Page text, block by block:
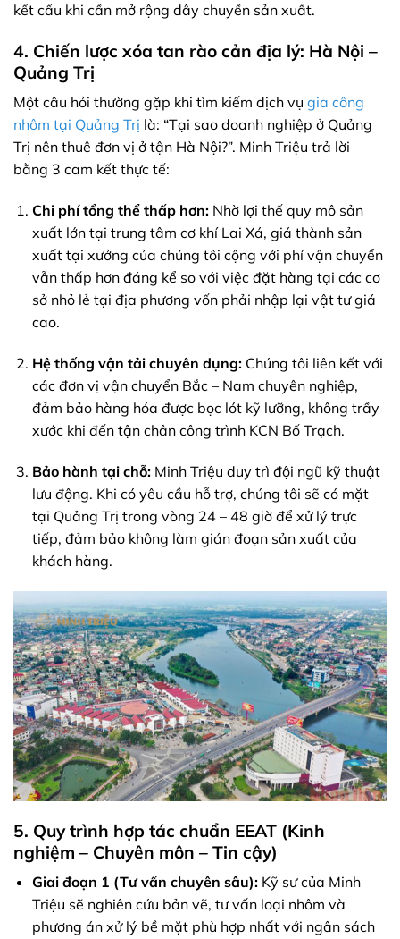
kết cấu khi cần mở rộng dây chuyền sản xuất.
4. Chiến lược xóa tan rào cản địa lý: Hà Nội –
Quảng Trị
Một câu hỏi thường gặp khi tìm kiếm dịch vụ gia công
nhôm tại Quảng Trị là: “Tại sao doanh nghiệp ở Quảng
Trị nên thuê đơn vị ở tận Hà Nội?”. Minh Triệu trả lời
bằng 3 cam kết thực tế:
Chi phí tổng thể thấp hơn:Nhờ lợi thế quy mô sản
xuất lớn tại trung tâm cơ khí Lai Xá, giá thành sản
xuất tại xưởng của chúng tôi cộng với phí vận chuyển
vẫn thấp hơn đáng kể so với việc đặt hàng tại các cơ
sở nhỏ lẻ tại địa phương vốn phải nhập lại vật tư giá
cao.
Hệ thống vận tải chuyên dụng:Chúng tôi liên kết với
các đơn vị vận chuyển Bắc – Nam chuyên nghiệp,
đảm bảo hàng hóa được bọc lót kỹ lưỡng, không trầy
xước khi đến tận chân công trình KCN Bố Trạch.
Bảo hành tại chỗ:Minh Triệu duy trì đội ngũ kỹ thuật
lưu động. Khi có yêu cầu hỗ trợ, chúng tôi sẽ có mặt
tại Quảng Trị trong vòng 24 – 48 giờ để xử lý trực
tiếp, đảm bảo không làm gián đoạn sản xuất của
khách hàng.
5. Quy trình hợp tác chuẩn EEAT (Kinh
nghiệm – Chuyên môn – Tin cậy)
Giai đoạn 1 (Tư vấn chuyên sâu):Kỹ sư của Minh
Triệu sẽ nghiên cứu bản vẽ, tư vấn loại nhôm và
phương án xử lý bề mặt phù hợp nhất với ngân sách